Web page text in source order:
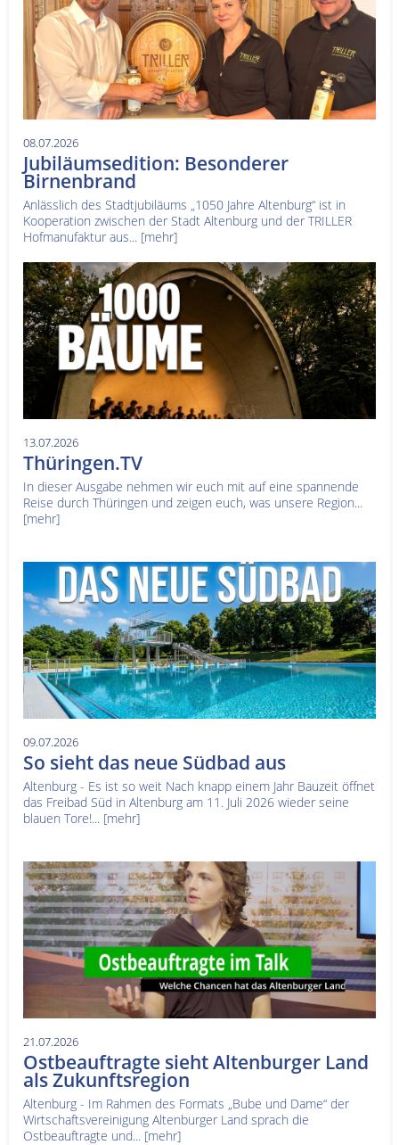
08.07.2026
Jubiläumsedition: Besonderer
Birnenbrand
Anlässlich des Stadtjubiläums „1050 Jahre Altenburg“ ist in
Kooperation zwischen der Stadt Altenburg und der TRILLER
Hofmanufaktur aus... [mehr]
13.07.2026
Thüringen.TV
In dieser Ausgabe nehmen wir euch mit auf eine spannende
Reise durch Thüringen und zeigen euch, was unsere Region...
[mehr]
09.07.2026
So sieht das neue Südbad aus
Altenburg - Es ist so weit Nach knapp einem Jahr Bauzeit öffnet
das Freibad Süd in Altenburg am 11. Juli 2026 wieder seine
blauen Tore!... [mehr]
21.07.2026
Ostbeauftragte sieht Altenburger Land
als Zukunftsregion
Altenburg - Im Rahmen des Formats „Bube und Dame“ der
Wirtschaftsvereinigung Altenburger Land sprach die
Ostbeauftragte und... [mehr]